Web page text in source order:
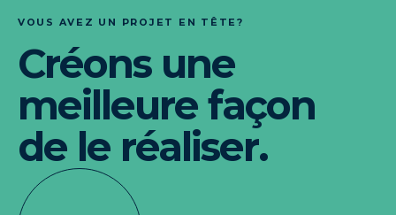
VOUS AVEZ UN PROJET EN TÊTE?
Créons une
meilleure façon
de le réaliser.